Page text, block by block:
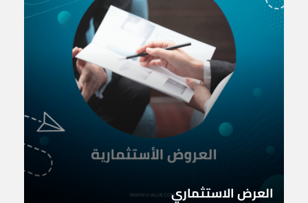
العرض الاستثماري